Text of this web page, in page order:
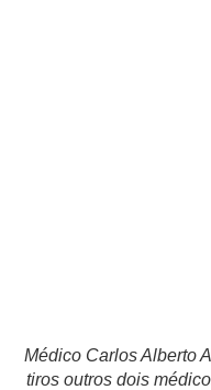
Médico Carlos Alberto
tiros outros dois